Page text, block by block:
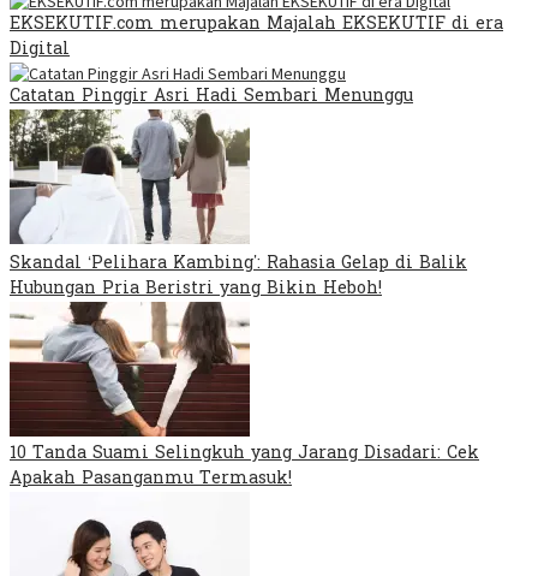
EKSEKUTIF.com merupakan Majalah EKSEKUTIF di era
Digital
Catatan Pinggir Asri Hadi Sembari Menunggu
Skandal ‘Pelihara Kambing’: Rahasia Gelap di Balik
Hubungan Pria Beristri yang Bikin Heboh!
10 Tanda Suami Selingkuh yang Jarang Disadari: Cek
Apakah Pasanganmu Termasuk!